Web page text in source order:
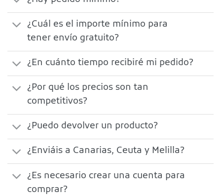
¿Cuál es el importe mínimo para
tener envío gratuito?
¿En cuánto tiempo recibiré mi pedido?
¿Por qué los precios son tan
competitivos?
¿Puedo devolver un producto?
¿Enviáis a Canarias, Ceuta y Melilla?
¿Es necesario crear una cuenta para
comprar?